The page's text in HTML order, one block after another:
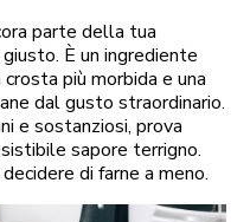
parte della tua
È un ingrediente
più morbida e una
dal gusto straordinario.
e sostanziosi, prova
sapore terrigno.
di farne a meno.